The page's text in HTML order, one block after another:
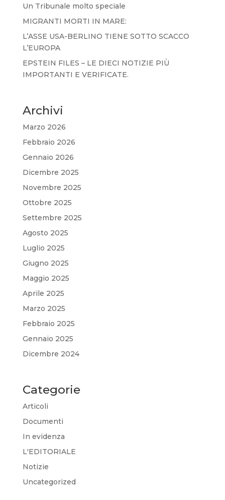
Un Tribunale molto speciale
MIGRANTI MORTI IN MARE:
L’ASSE USA-BERLINO TIENE SOTTO SCACCO
L’EUROPA
EPSTEIN FILES – LE DIECI NOTIZIE PIÙ
IMPORTANTI E VERIFICATE.
Archivi
Marzo 2026
Febbraio 2026
Gennaio 2026
Dicembre 2025
Novembre 2025
Ottobre 2025
Settembre 2025
Agosto 2025
Luglio 2025
Giugno 2025
Maggio 2025
Aprile 2025
Marzo 2025
Febbraio 2025
Gennaio 2025
Dicembre 2024
Categorie
Articoli
Documenti
In evidenza
L'EDITORIALE
Notizie
Uncategorized